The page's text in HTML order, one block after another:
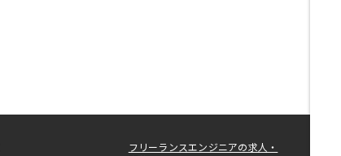
フリーランスエンジニアの求人・